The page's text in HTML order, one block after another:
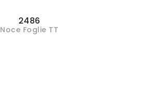
2486
Noce Foglie TT